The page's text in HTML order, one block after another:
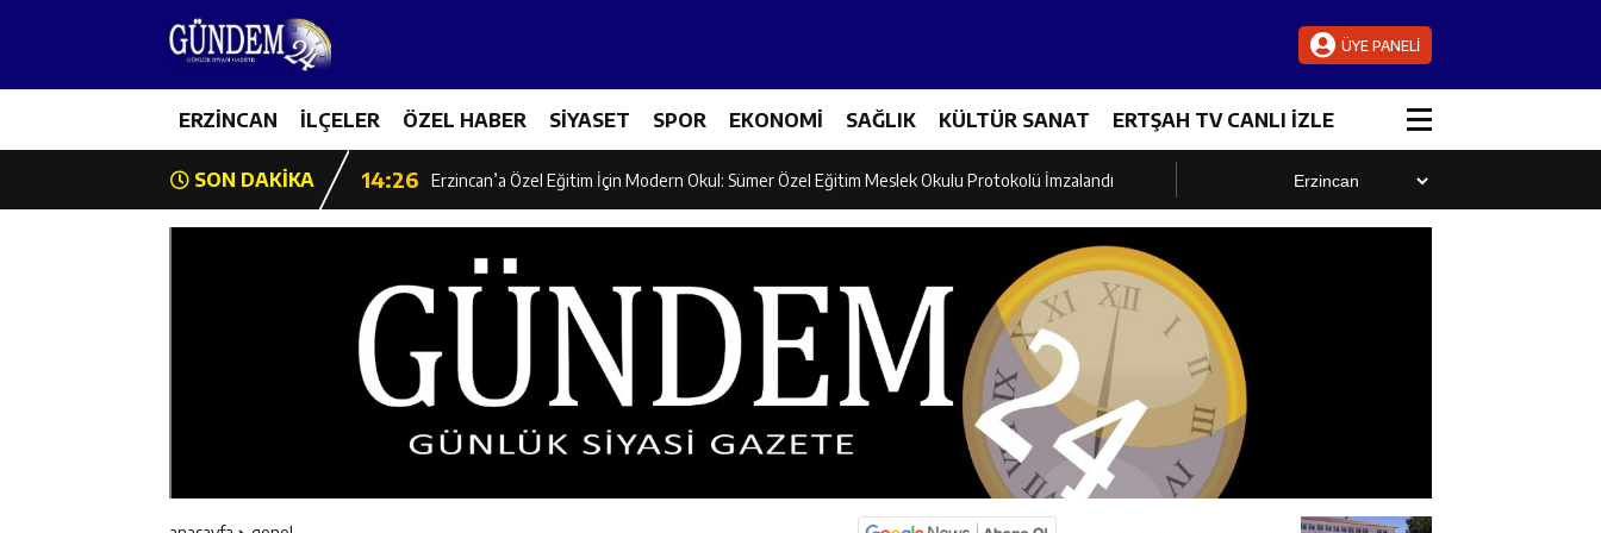
ÜYE PANELİ
ERZİNCAN İLÇELER ÖZEL HABER SİYASET SPOR EKONOMİ SAĞLIK KÜLTÜR SANAT ERTŞAH TV CANLI İZLE
SON DAKİKA
14:26 Geleceğin Üreticileri Tarım Teknolojileriyle Tanışıyor
14:26 Erzincan’a Özel Eğitim İçin Modern Okul: Sümer Özel Eğitim Meslek Okulu Protokolü İmzalandı
14:25 İl Müdürü Ünalan’dan Zengin Ailesine Taziye Ziyareti
14:24 İlk Durak Medine Müdafii Fahreddin Paşa’nın Kızının Kabri
Erzincan Aile ve Sosyal Hizmetler İl Müdürlüğünde Değerlendirme Toplantısı